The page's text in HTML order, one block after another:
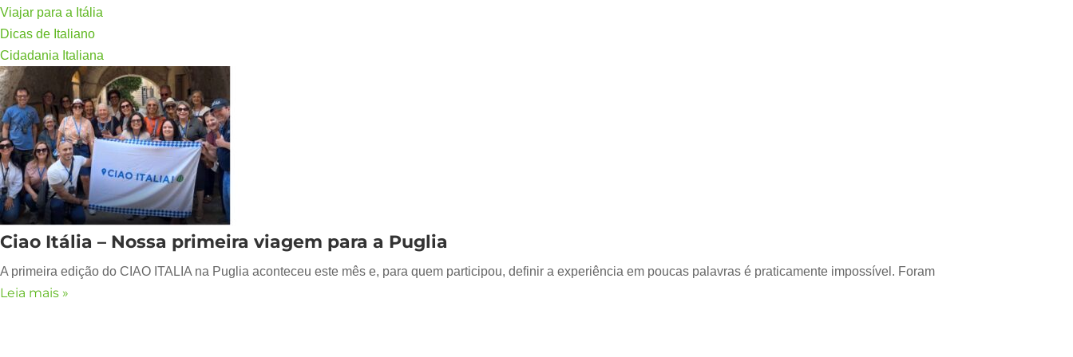
Viajar para a Itália
Dicas de Italiano
Cidadania Italiana
Ciao Itália – Nossa primeira viagem para a Puglia
A primeira edição do CIAO ITALIA na Puglia aconteceu este mês e, para quem participou, definir a experiência em poucas palavras é praticamente impossível. Foram
Leia mais »